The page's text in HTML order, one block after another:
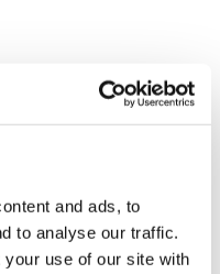
and ads, to
to analyse our traffic.
use of our site with